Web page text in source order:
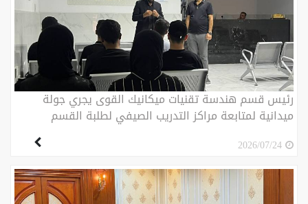
رئيس قسم هندسة تقنيات ميكانيك القوى يجري جولة
ميدانية لمتابعة مراكز التدريب الصيفي لطلبة القسم
2026/07/24